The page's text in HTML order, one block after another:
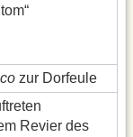
zur Dorfeule
Revier des